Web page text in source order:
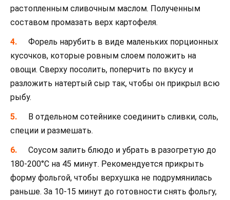
растопленным сливочным маслом. Полученным
составом промазать верх картофеля.
Форель нарубить в виде маленьких порционных
кусочков, которые ровным слоем положить на
овощи. Сверху посолить, поперчить по вкусу и
разложить натертый сыр так, чтобы он прикрыл всю
рыбу.
В отдельном сотейнике соединить сливки, соль,
специи и размешать.
Соусом залить блюдо и убрать в разогретую до
180-200°С на 45 минут. Рекомендуется прикрыть
форму фольгой, чтобы верхушка не подрумянилась
раньше. За 10-15 минут до готовности снять фольгу,